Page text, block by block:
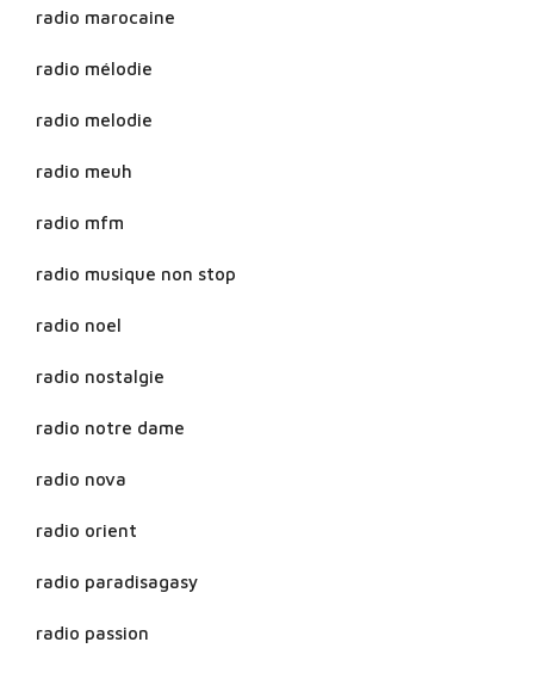
radio marocaine
radio mélodie
radio melodie
radio meuh
radio mfm
radio musique non stop
radio noel
radio nostalgie
radio notre dame
radio nova
radio orient
radio paradisagasy
radio passion